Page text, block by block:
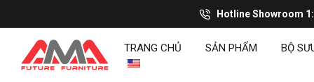
Hotline Showroom 1
TRANG CHỦ SẢN PHẨM BỘ